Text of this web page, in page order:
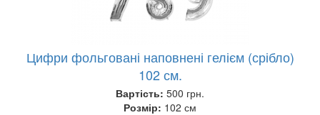
Цифри фольговані наповнені гелієм (срібло)
102 см.
Вартість: 500 грн.
Розмір: 102 см